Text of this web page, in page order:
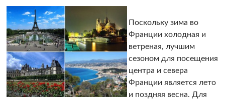
Поскольку зима во
Франции холодная и
ветреная, лучшим
сезоном для посещения
центра и севера
Франции является лето
и поздняя весна. Для